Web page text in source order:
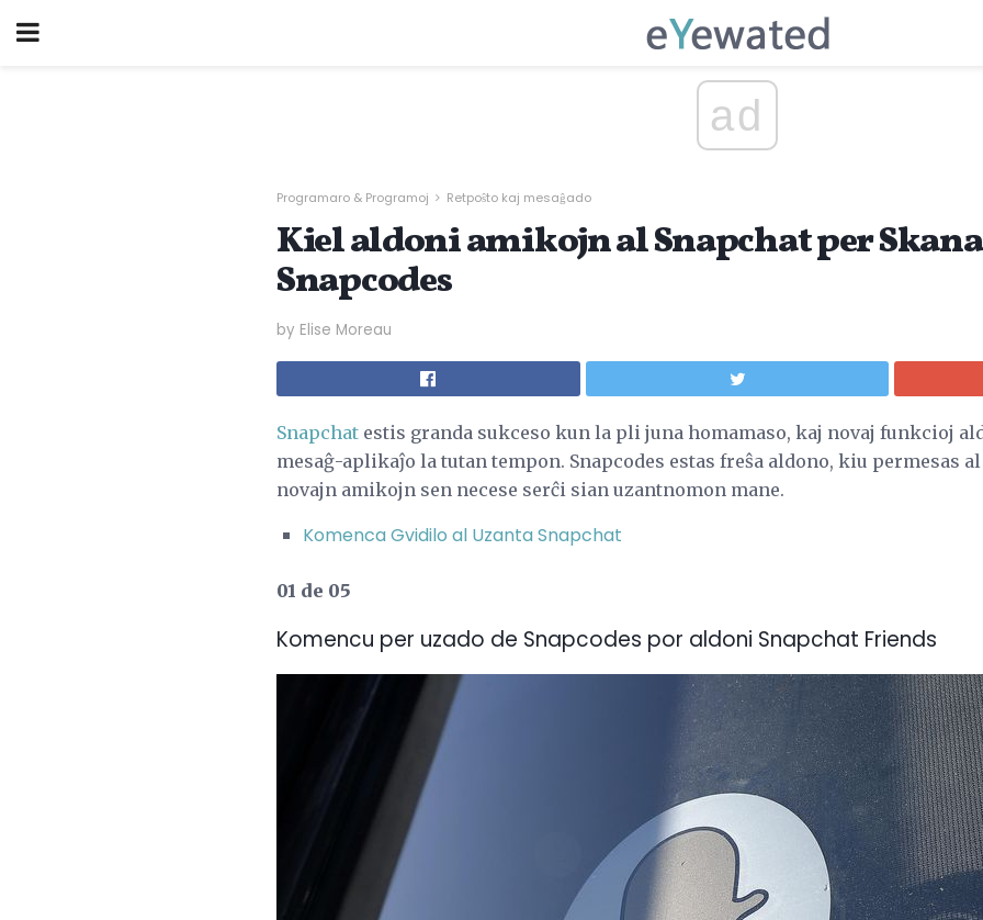
ad
Programaro & Programoj Retpoŝto kaj mesaĝado
Kiel aldoni amikojn al Snapchat per
Snapcodes
by Elise Moreau
Snapchat estis granda sukceso kun la pli juna homamaso, kaj novaj funkcioj
mesaĝ-aplikaĵo la tutan tempon. Snapcodes estas freŝa aldono, kiu permesas
novajn amikojn sen necese serĉi sian uzantnomon mane.
Komenca Gvidilo al Uzanta Snapchat
01 de 05
Komencu per uzado de Snapcodes por aldoni Snapchat Friends